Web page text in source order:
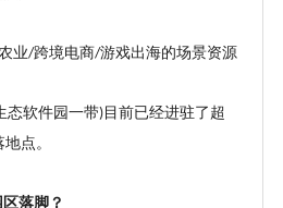
业/跨境电商/游戏出海的场景资源
态软件园一带)目前已经进驻了超
点。
落脚？